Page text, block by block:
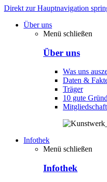
Direkt zur Hauptnavigation
Über uns
Menü schließen
Über uns
Was uns
Daten &
Träger
10 gute
Infothek
Menü schließen
Infothek